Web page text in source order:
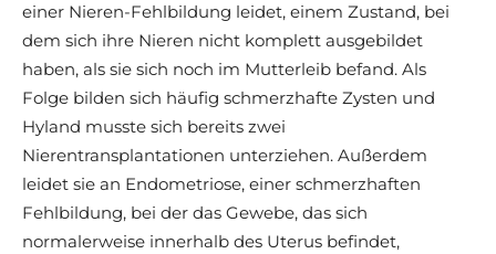
einer Nieren-Fehlbildung leidet, einem Zustand, bei
dem sich ihre Nieren nicht komplett ausgebildet
haben, als sie sich noch im Mutterleib befand. Als
Folge bilden sich häufig schmerzhafte Zysten und
Hyland musste sich bereits zwei
Nierentransplantationen unterziehen. Außerdem
leidet sie an Endometriose, einer schmerzhaften
Fehlbildung, bei der das Gewebe, das sich
normalerweise innerhalb des Uterus befindet,